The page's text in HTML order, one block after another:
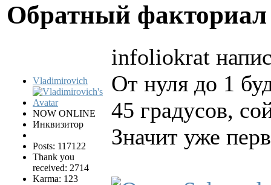
Обратный
Vladimirovich
NOW ONLINE
Инквизитор
Posts: 117122
Thank you
received: 2714
Karma: 123
infoliokrat
От нуля до 1
45 градусов,
Значит уже